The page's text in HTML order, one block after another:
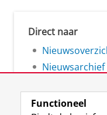
Direct naar
Nieuwsarchief
Functioneel